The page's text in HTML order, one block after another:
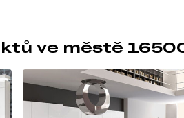
ve městě